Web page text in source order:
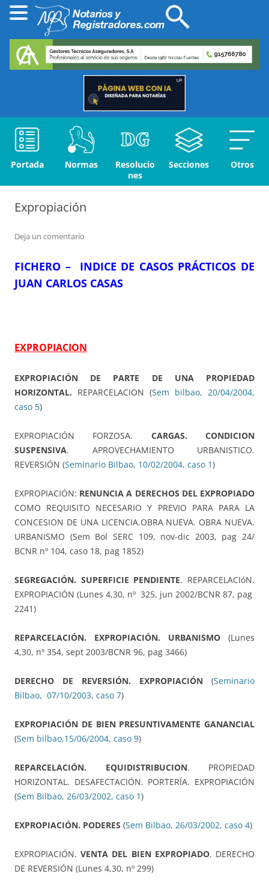
Portada Normas
Resolucio
nes
Secciones Otros
Expropiación
Deja un comentario
FICHERO – INDICE DE CASOS PRÁCTICOS DE
JUAN CARLOS CASAS
EXPROPIACION
EXPROPIACIÓN DE PARTE DE UNA PROPIEDAD
HORIZONTAL. REPARCELACION (Sem bilbao, 20/04/2004,
caso 5)
EXPROPIACIÓN FORZOSA. CARGAS. CONDICION
SUSPENSIVA. APROVECHAMIENTO URBANISTICO.
REVERSIÓN (Seminario Bilbao, 10/02/2004, caso 1)
EXPROPIACIÓN: RENUNCIA A DERECHOS DEL EXPROPIADO
COMO REQUISITO NECESARIO Y PREVIO PARA PARA LA
CONCESION DE UNA LICENCIA.OBRA NUEVA. OBRA NUEVA.
URBANISMO (Sem Bol SERC 109, nov-dic 2003, pag 24/
BCNR nº 104, caso 18, pag 1852)
SEGREGACIÓN. SUPERFICIE PENDIENTE. REPARCELACIóN.
EXPROPIACIÓN (Lunes 4,30, nº 325, jun 2002/BCNR 87, pag
2241)
REPARCELACIÓN. EXPROPIACIÓN. URBANISMO (Lunes
4,30, nº 354, sept 2003/BCNR 96, pag 3466)
DERECHO DE REVERSIÓN. EXPROPIACIÓN (Seminario
Bilbao, 07/10/2003, caso 7)
EXPROPIACIÓN DE BIEN PRESUNTIVAMENTE GANANCIAL
(Sem bilbao,15/06/2004, caso 9)
REPARCELACIÓN. EQUIDISTRIBUCION. PROPIEDAD
HORIZONTAL. DESAFECTACIÓN. PORTERÍA. EXPROPIACIÓN
(Sem Bilbao, 26/03/2002, caso 1)
EXPROPIACIÓN. PODERES (Sem Bilbao, 26/03/2002, caso 4)
EXPROPIACIÓN.VENTA DEL BIEN EXPROPIADO. DERECHO
DE REVERSIÓN (Lunes 4,30, nº 299)